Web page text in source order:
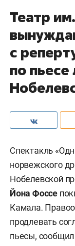
Театр
с
по пьесе
Спектакль
норвежского
Нобелевской
Йона Фоссе
Камала.
продлевать
пьесы,